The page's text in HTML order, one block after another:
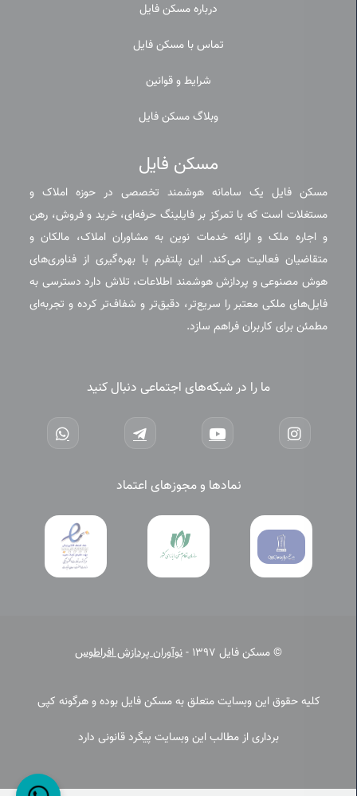
درباره مسکن فایل
تماس با مسکن فایل
شرایط و قوانین
وبلاگ مسکن فایل
مسکن فایل
مسکن فایل یک سامانه هوشمند تخصصی در حوزه املاک و
مستغلات است که با تمرکز بر فایلینگ حرفه‌ای، خرید و فروش، رهن
و اجاره ملک و ارائه خدمات نوین به مشاوران املاک، مالکان و
متقاضیان فعالیت می‌کند. این پلتفرم با بهره‌گیری از فناوری‌های
هوش مصنوعی و پردازش هوشمند اطلاعات، تلاش دارد دسترسی به
فایل‌های ملکی معتبر را سریع‌تر، دقیق‌تر و شفاف‌تر کرده و تجربه‌ای
مطمئن برای کاربران فراهم سازد.
ما را در شبکه‌های اجتماعی دنبال کنید
نمادها و مجوزهای اعتماد
© مسکن فایل 1397 - نوآوران پردازش افراطوس
کلیه حقوق این وبسایت متعلق به مسکن فایل بوده و هرگونه کپی
برداری از مطالب این وبسایت پیگرد قانونی دارد